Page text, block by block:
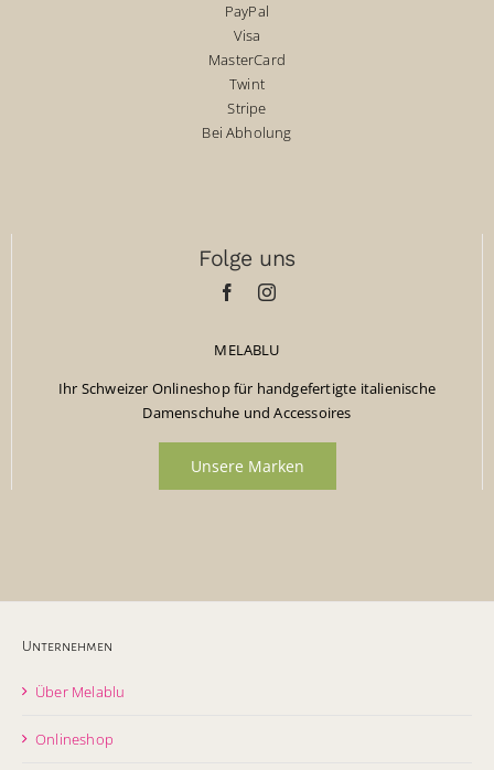
PayPal
Visa
MasterCard
Twint
Stripe
Bei Abholung
Folge uns
MELABLU
Ihr Schweizer Onlineshop für handgefertigte italienische
Damenschuhe und Accessoires
Unsere Marken
Unternehmen
Über Melablu
Onlineshop